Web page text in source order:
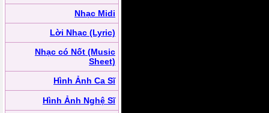
Nhạc Midi
Lời Nhạc (Lyric)
Nhạc có Nốt (Music
Sheet)
Hình Ảnh Ca Sĩ
Hình Ảnh Nghệ Sĩ